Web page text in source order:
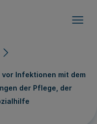
vor Infektionen mit dem
der Pflege, der